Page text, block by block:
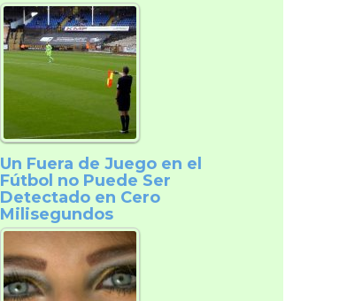
Un Fuera de Juego en el
Fútbol no Puede Ser
Detectado en Cero
Milisegundos